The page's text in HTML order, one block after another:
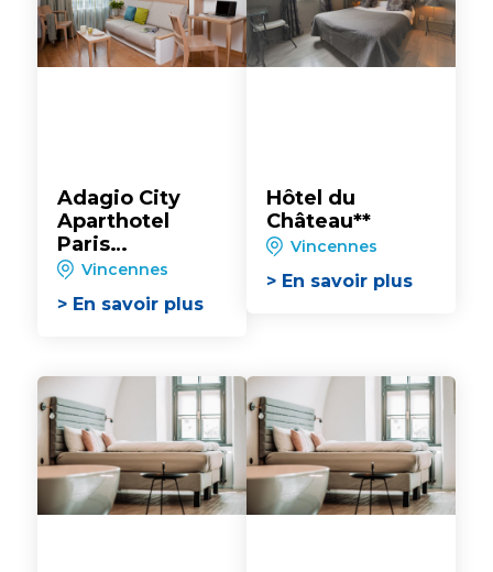
Adagio City
Aparthotel
Paris
Vincennes****
Vincennes
> En savoir plus
Hôtel du
Château**
Vincennes
> En savoir plus